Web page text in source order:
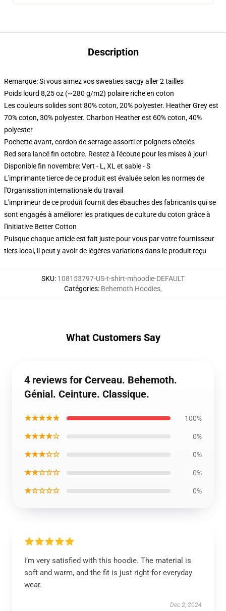
Description
Remarque: Si vous aimez vos sweaties sacgy aller 2 tailles
Poids lourd 8,25 oz (~280 g/m2) polaire riche en coton
Les couleurs solides sont 80% coton, 20% polyester. Heather Grey est
70% coton, 30% polyester. Charbon Heather est 60% coton, 40%
polyester
Pochette avant, cordon de serrage assorti et poignets côtelés
Red sera lancé fin octobre. Restez à l'écoute pour les mises à jour!
Disponible fin novembre: Vert - L, XL et sable - S
L'imprimante tierce de ce produit est évaluée selon les normes de
l'Organisation internationale du travail
L'imprimeur de ce produit fournit des ébauches des fabricants qui se
sont engagés à améliorer les pratiques de culture du coton grâce à
l'initiative Better Cotton
Puisque chaque article est fait juste pour vous par votre fournisseur
tiers local, il peut y avoir de légères variations dans le produit reçu
SKU: 108153797-US-t-shirt-mhoodie-DEFAULT
Catégories: Behemoth Hoodies,
What Customers Say
4 reviews for Cerveau. Behemoth.
Génial. Ceinture. Classique.
★★★★★ 100%
★★★★☆ 0%
★★★☆☆ 0%
★★☆☆☆ 0%
★☆☆☆☆ 0%
I’m very satisfied with this hoodie. The material is
soft and warm, and the fit is just right for everyday
wear.
Dec 2, 2024